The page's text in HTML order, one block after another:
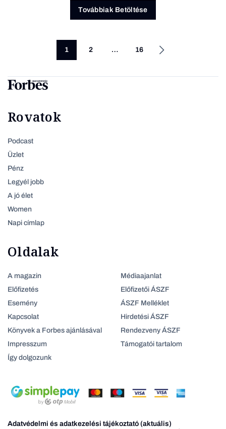
Továbbiak Betöltése
1 2 … 16
Rovatok
Podcast
Üzlet
Pénz
Legyél jobb
A jó élet
Women
Napi címlap
Oldalak
A magazin
Előfizetés
Esemény
Kapcsolat
Könyvek a Forbes ajánlásával
Impresszum
Így dolgozunk
Médiaajanlat
Előfizetői ÁSZF
ÁSZF Melléklet
Hirdetési ÁSZF
Rendezveny ÁSZF
Támogatói tartalom
Adatvédelmi és adatkezelési tájékoztató (aktuális)